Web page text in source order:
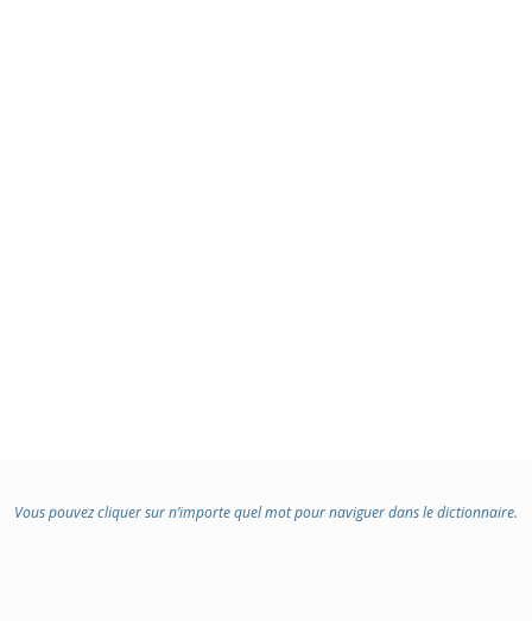
Vous pouvez cliquer sur n’importe quel mot pour naviguer dans le dictionnaire.